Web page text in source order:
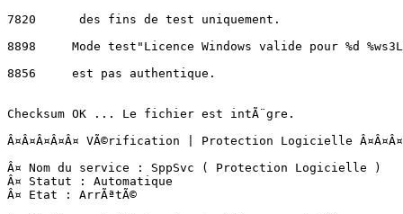
7820      des fins de test uniquement.
8898     Mode test"Licence Windows valide pour %d
8856     est pas authentique.
Checksum OK ... Le fichier est intÃ¨gre.
Â¤Â¤Â¤Â¤Â¤ VÃ©rification | Protection Logicielle
Â¤ Nom du service : SppSvc ( Protection Logicielle )
Â¤ Statut : Automatique
Â¤ Etat : ArrÃªtÃ©